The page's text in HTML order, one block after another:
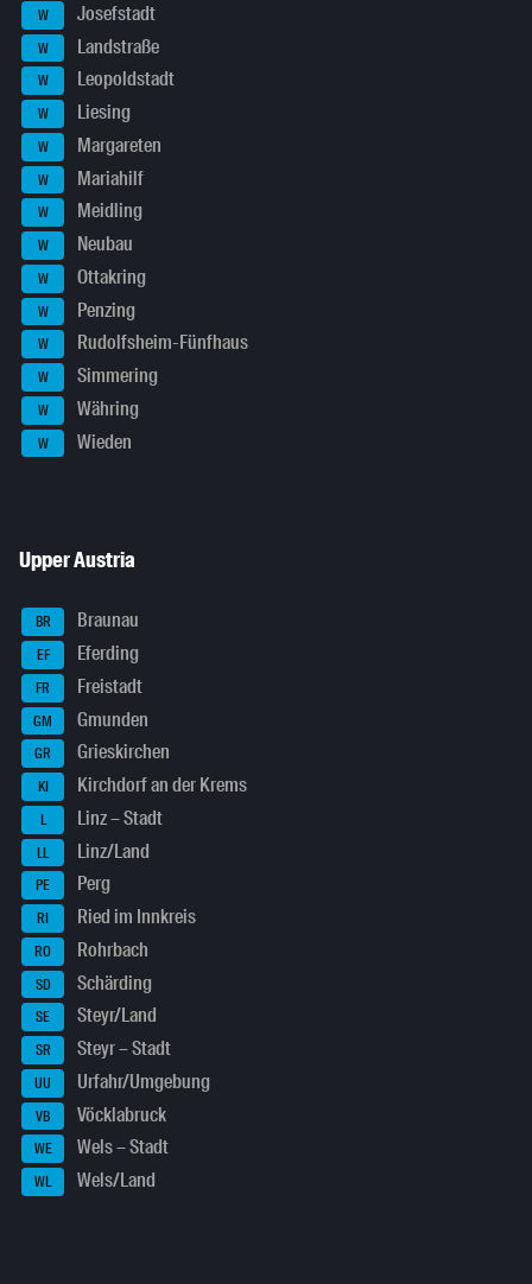
W Josefstadt
W Landstraße
W Leopoldstadt
W Liesing
W Margareten
W Mariahilf
W Meidling
W Neubau
W Ottakring
W Penzing
W Rudolfsheim-Fünfhaus
W Simmering
W Währing
W Wieden
Upper Austria
BR Braunau
EF Eferding
FR Freistadt
GM Gmunden
GR Grieskirchen
KI Kirchdorf an der Krems
L Linz – Stadt
LL Linz/Land
PE Perg
RI Ried im Innkreis
RO Rohrbach
SD Schärding
SE Steyr/Land
SR Steyr – Stadt
UU Urfahr/Umgebung
VB Vöcklabruck
WE Wels – Stadt
WL Wels/Land